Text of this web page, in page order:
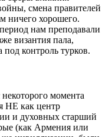
смена правителей
ничего хорошего.
нам преподавали
византия пала,
под контроль турков.
момента
НЕ как центр
и духовных старший
(как Армения или